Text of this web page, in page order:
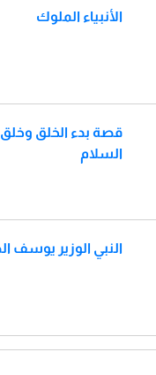
الأنبياء الملوك
قصة بدء الخلق وخلق
السلام
النبي الوزير يوسف